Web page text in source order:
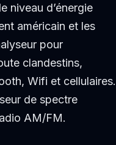
niveau d’énergie
américain et les
pour
clandestins,
Wifi et cellulaires.
de spectre
AM/FM.